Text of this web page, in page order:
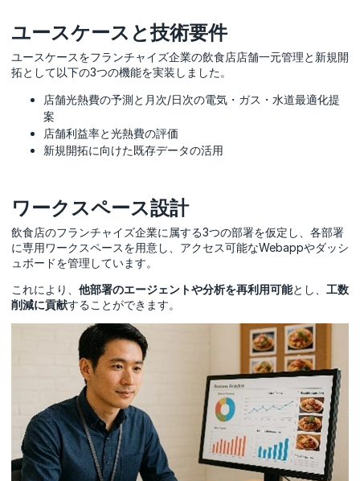
ユースケースと技術要件
ユースケースをフランチャイズ企業の飲食店店舗一元管理と新規開
拓として以下の3つの機能を実装しました。
店舗光熱費の予測と月次/日次の電気・ガス・水道最適化提
案
店舗利益率と光熱費の評価
新規開拓に向けた既存データの活用
ワークスペース設計
飲食店のフランチャイズ企業に属する3つの部署を仮定し、各部署
に専用ワークスペースを用意し、アクセス可能なWebappやダッシ
ュボードを管理しています。
これにより、 他部署のエージェントや分析を再利用可能とし、 工数
削減に貢献することができます。